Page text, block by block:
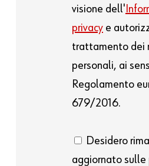
visione dell'
privacye
trattamento dei
personali, ai
Regolamento
679/2016.
Desidero
aggiornato sulle